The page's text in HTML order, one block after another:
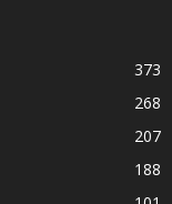
373
268
207
188